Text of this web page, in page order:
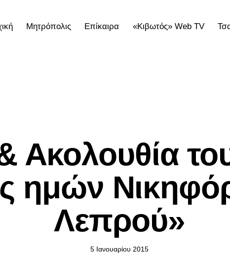
Μητρόπολις Επίκαιρα «Κιβωτός» Web TV
Ακολουθία
ημών
Λεπρού»
5 Ιανουαρίου 2015